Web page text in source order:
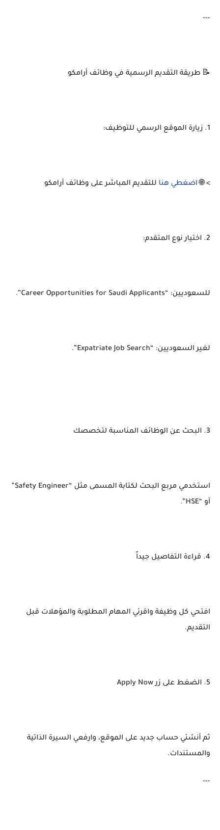
---
📝 طريقة التقديم الرسمية في وظائف أرامكو
1. زيارة الموقع الرسمي للتوظيف:
> 🌐اضغطي هنا للتقديم المباشر على وظائف أرامكو
2. اختيار نوع المتقدم:
للسعوديين: “Career Opportunities for Saudi Applicants”.
لغير السعوديين: “Expatriate Job Search”.
3. البحث عن الوظائف المناسبة لتخصصك
استخدمي مربع البحث لكتابة المسمى مثل “Safety Engineer”
أو “HSE”.
4. قراءة التفاصيل جيداً
افتحي كل وظيفة واقرئي المهام المطلوبة والمؤهلات قبل
التقديم.
5. الضغط على زر Apply Now
ثم أنشئي حساب جديد على الموقع، وارفعي السيرة الذاتية
والمستندات.
---